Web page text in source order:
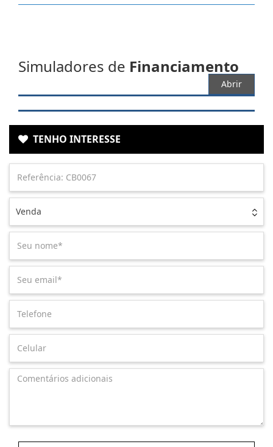
Simuladores de Financiamento
Abrir
TENHO INTERESSE
Venda